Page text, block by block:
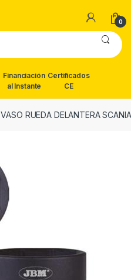
0
Financiación
al Instante
Certificados
CE
VASO RUEDA DELANTERA